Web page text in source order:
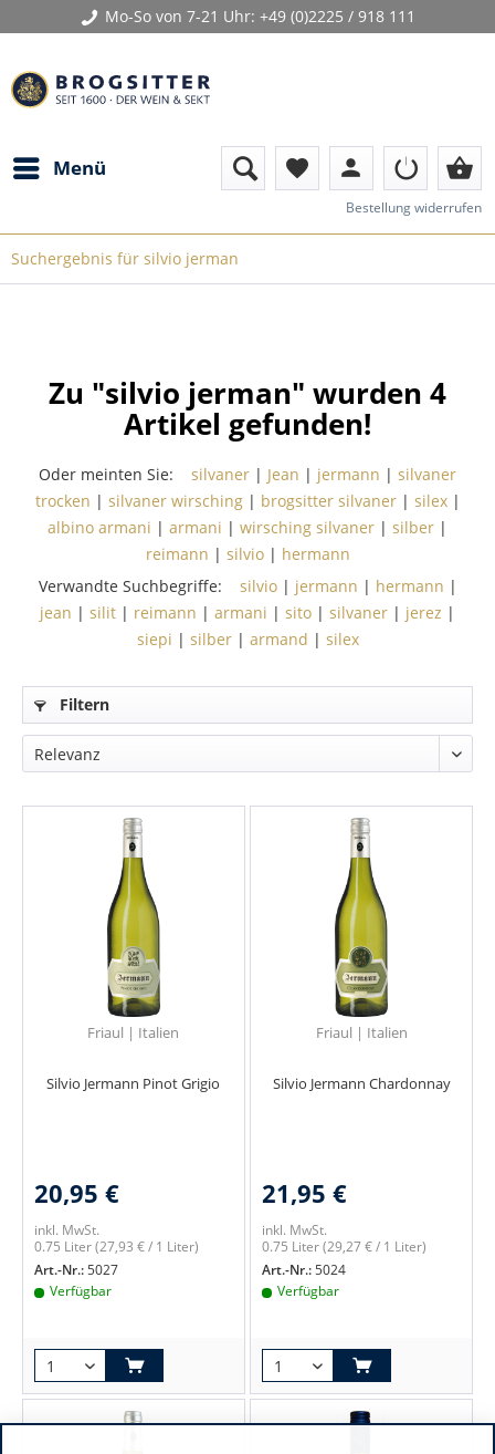
Mo-So von 7-21 Uhr: +49 (0)2225 / 918 111
Menü favorite person shopping_basket
Bestellung widerrufen
Suchergebnis für silvio jerman
Zu "silvio jerman" wurden 4
Artikel gefunden!
Oder meinten Sie: silvaner | Jean | jermann | silvaner
trocken | silvaner wirsching| brogsitter silvaner| silex|
albino armani | armani | wirsching silvaner | silber |
reimann | silvio| hermann
Verwandte Suchbegriffe:
silvio| jermann | hermann |
jean | silit | reimann | armani | sito | silvaner | jerez |
siepi | silber| armand | silex
Filtern
Friaul | Italien
Silvio Jermann Pinot Grigio
20,95 €
inkl. MwSt.
0.75 Liter(27,93 € / 1 Liter)
Art.-Nr.:5027
Verfügbar
Friaul | Italien
Silvio Jermann Chardonnay
21,95 €
inkl. MwSt.
0.75 Liter(29,27 € / 1 Liter)
Art.-Nr.:5024
Verfügbar